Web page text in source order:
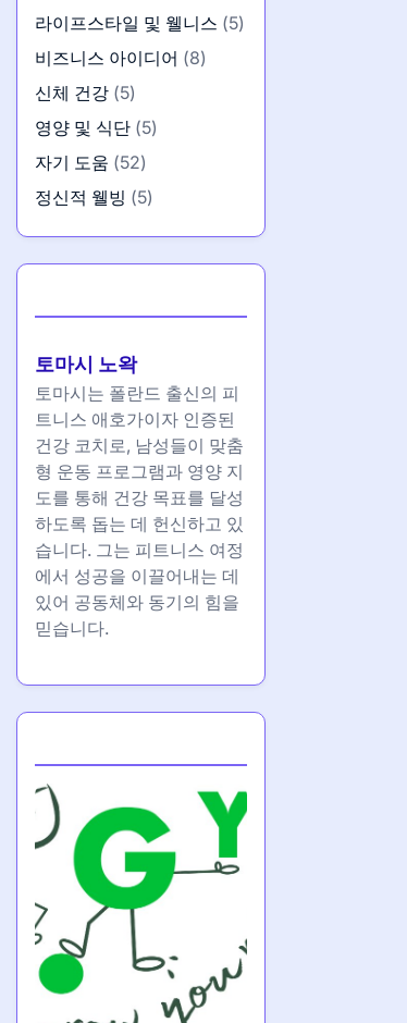
라이프스타일 및 웰니스 (5)
비즈니스 아이디어 (8)
신체 건강 (5)
영양 및 식단 (5)
자기 도움 (52)
정신적 웰빙 (5)
토마시 노왁
토마시는 폴란드 출신의 피
트니스 애호가이자 인증된
건강 코치로, 남성들이 맞춤
형 운동 프로그램과 영양 지
도를 통해 건강 목표를 달성
하도록 돕는 데 헌신하고 있
습니다. 그는 피트니스 여정
에서 성공을 이끌어내는 데
있어 공동체와 동기의 힘을
믿습니다.